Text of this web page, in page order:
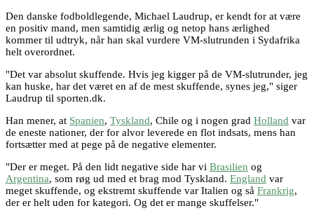
Den danske fodboldlegende, Michael Laudrup, er kendt for at være
en positiv mand, men samtidig ærlig og netop hans ærlighed
kommer til udtryk, når han skal vurdere VM-slutrunden i Sydafrika
helt overordnet.
"Det var absolut skuffende. Hvis jeg kigger på de VM-slutrunder, jeg
kan huske, har det været en af de mest skuffende, synes jeg," siger
Laudrup til sporten.dk.
Han mener, at Spanien, Tyskland, Chile og i nogen grad Holland var
de eneste nationer, der for alvor leverede en flot indsats, mens han
fortsætter med at pege på de negative elementer.
"Der er meget. På den lidt negative side har vi Brasilien og
Argentina, som røg ud med et brag mod Tyskland. England var
meget skuffende, og ekstremt skuffende var Italien og så Frankrig,
der er helt uden for kategori. Og det er mange skuffelser."